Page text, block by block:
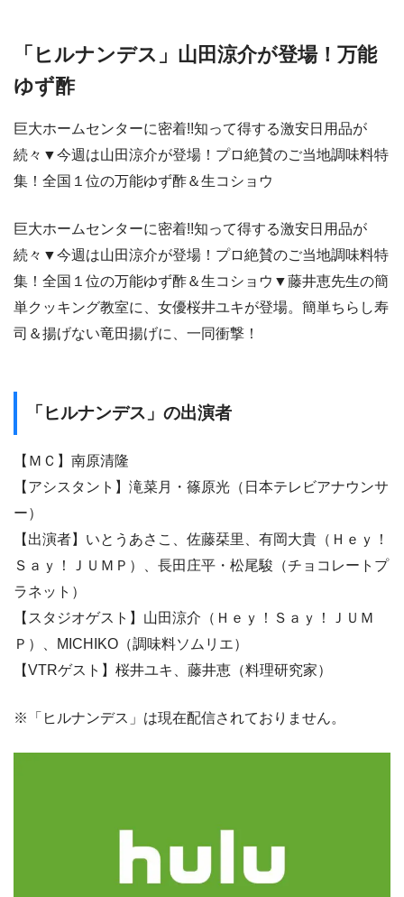
「ヒルナンデス」山田涼介が登場！万能
ゆず酢
巨大ホームセンターに密着!!知って得する激安日用品が
続々▼今週は山田涼介が登場！プロ絶賛のご当地調味料特
集！全国１位の万能ゆず酢＆生コショウ
巨大ホームセンターに密着!!知って得する激安日用品が
続々▼今週は山田涼介が登場！プロ絶賛のご当地調味料特
集！全国１位の万能ゆず酢＆生コショウ▼藤井恵先生の簡
単クッキング教室に、女優桜井ユキが登場。簡単ちらし寿
司＆揚げない竜田揚げに、一同衝撃！
「ヒルナンデス」の出演者
【ＭＣ】南原清隆
【アシスタント】滝菜月・篠原光（日本テレビアナウンサ
ー）
【出演者】いとうあさこ、佐藤栞里、有岡大貴（Ｈｅｙ！
Ｓａｙ！ＪＵＭＰ）、長田庄平・松尾駿（チョコレートプ
ラネット）
【スタジオゲスト】山田涼介（Ｈｅｙ！Ｓａｙ！ＪＵＭ
Ｐ）、MICHIKO（調味料ソムリエ）
【VTRゲスト】桜井ユキ、藤井恵（料理研究家）
※「ヒルナンデス」は現在配信されておりません。